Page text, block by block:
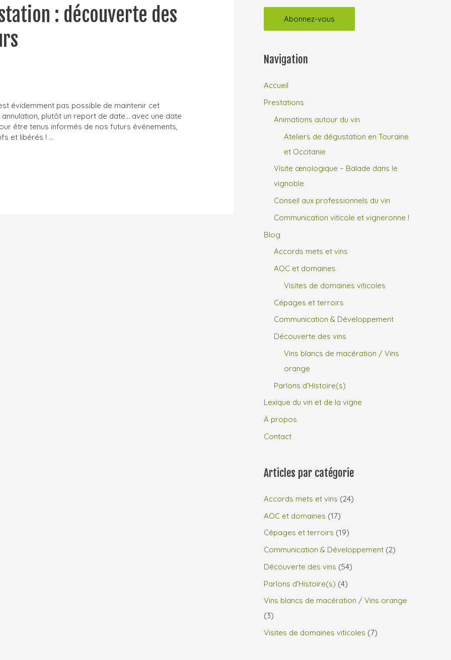
: découverte des
évidemment pas possible de maintenir cet
plutôt un report de date… avec une date
être tenus informés de nos futurs événements,
et libérés ! …
Navigation
Accueil
Prestations
Animations autour du vin
Ateliers de dégustation en Touraine
et Occitanie
Visite œnologique – Balade dans le
vignoble
Conseil aux professionnels du vin
Communication viticole et vigneronne !
Blog
Accords mets et vins
AOC et domaines
Visites de domaines viticoles
Cépages et terroirs
Communication & Développement
Découverte des vins
Vins blancs de macération / Vins
orange
Parlons d’Histoire(s)
Lexique du vin et de la vigne
À propos
Contact
Articles par catégorie
Accords mets et vins (24)
AOC et domaines (17)
Cépages et terroirs (19)
Communication & Développement (2)
Découverte des vins (54)
Parlons d'Histoire(s) (4)
Vins blancs de macération / Vins orange
(3)
Visites de domaines viticoles (7)